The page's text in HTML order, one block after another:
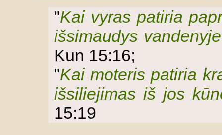
"Kai vyras patiria
išsimaudys
Kun 15:16;
"Kai moteris patiria
išsiliejimas iš jos
15:19